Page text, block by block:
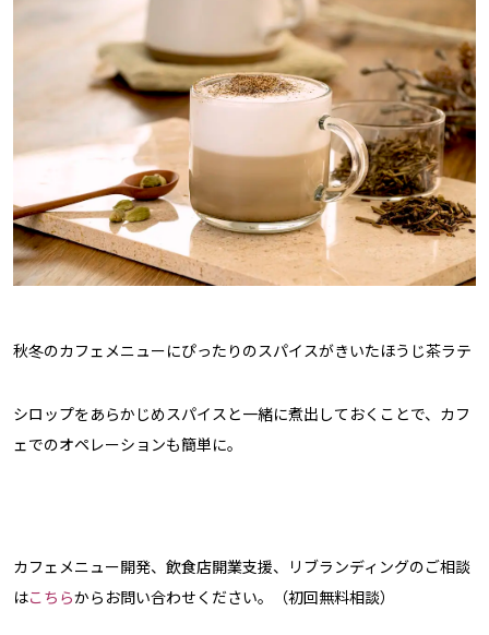
秋冬のカフェメニューにぴったりのスパイスがきいたほうじ茶ラテ
シロップをあらかじめスパイスと一緒に煮出しておくことで、カフ
ェでのオペレーションも簡単に。
カフェメニュー開発、飲食店開業支援、リブランディングのご相談
はこちらからお問い合わせください。（初回無料相談）